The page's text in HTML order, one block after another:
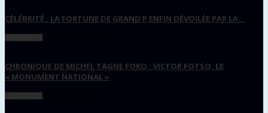
CÉLÉBRITÉ : LA FORTUNE DE GRAND P ENFIN DÉVOILÉE PAR LA...
CHRONIQUE DE MICHEL TAGNE FOKO : VICTOR FOTSO, LE
« MONUMENT NATIONAL »